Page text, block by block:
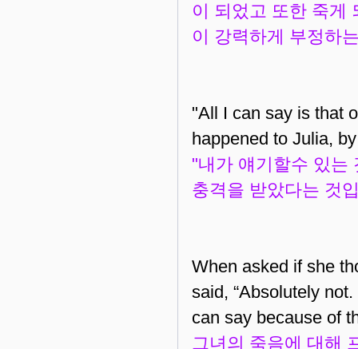
이 되었고 또한 죽게
이 강력하게 부정하
"All I can say is that
happened to Julia,
"내가 얘기할수 있는
충격을 받았다는 것
When asked if she
said, “Absolutely
can say because of
그녀의 죽음에 대해